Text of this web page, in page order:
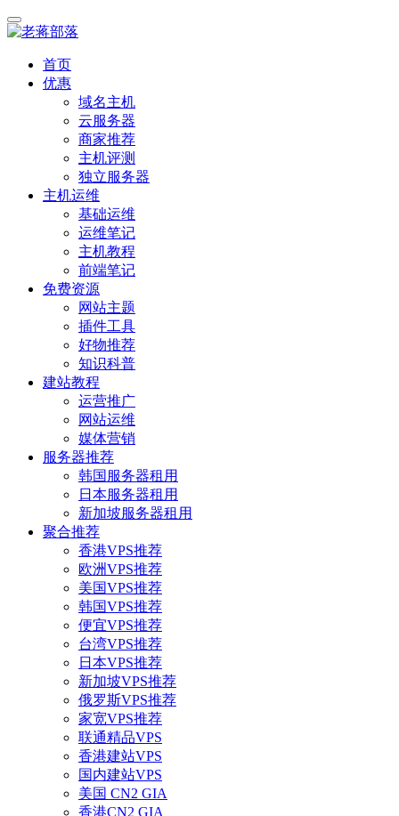
首页
优惠
域名主机
云服务器
商家推荐
主机评测
独立服务器
主机运维
基础运维
运维笔记
主机教程
前端笔记
免费资源
网站主题
插件工具
好物推荐
知识科普
建站教程
运营推广
网站运维
媒体营销
服务器推荐
韩国服务器租用
日本服务器租用
新加坡服务器租用
聚合推荐
香港VPS推荐
欧洲VPS推荐
美国VPS推荐
韩国VPS推荐
便宜VPS推荐
台湾VPS推荐
日本VPS推荐
新加坡VPS推荐
俄罗斯VPS推荐
家宽VPS推荐
联通精品VPS
香港建站VPS
国内建站VPS
美国 CN2 GIA
香港CN2 GIA